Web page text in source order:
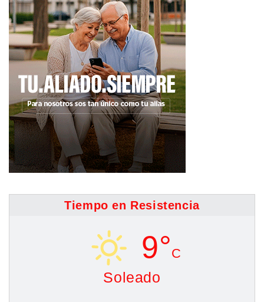
Tiempo en Resistencia
9°C
Soleado